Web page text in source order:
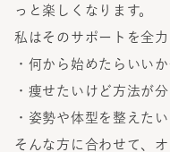
っと楽しくなります。
私はそのサポートを全
・何から始めたらいい
・痩せたいけど方法が
・姿勢や体型を整えたい
そんな方に合わせて、